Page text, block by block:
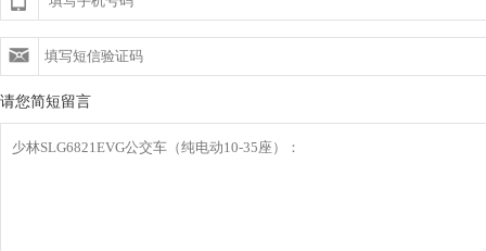
请您简短留言